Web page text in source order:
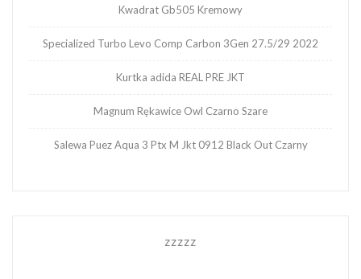
Kwadrat Gb505 Kremowy
Specialized Turbo Levo Comp Carbon 3Gen 27.5/29 2022
Kurtka adida REAL PRE JKT
Magnum Rękawice Owl Czarno Szare
Salewa Puez Aqua 3 Ptx M Jkt 0912 Black Out Czarny
zzzzz